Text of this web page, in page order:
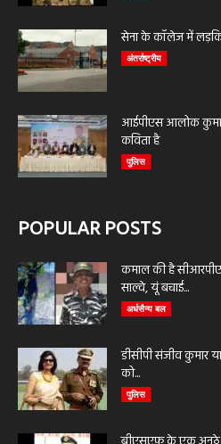
सेना के कॉलेज में
अंतर्राष्ट्रीय
आईपीएस आलोक
कविता है
पुलिस
POPULAR POSTS
कमाल की है
साल्वे, यूं बचाई...
अर्धसैन्य बल
डीसीपी संजीव कुमार
को...
पुलिस